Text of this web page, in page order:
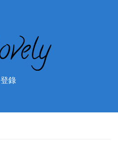
登錄